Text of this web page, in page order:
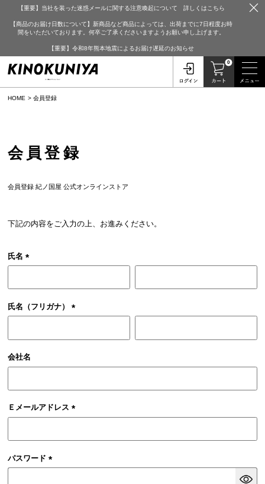
【重要】当社を装った迷惑メールに関する注意喚起について 詳しくはこちら
【商品のお届け日数について】新商品など商品によっては、出荷までに7日程度お時
間をいただいております。何卒ご了承くださいますようお願い申し上げます。
【重要】令和8年熊本地震によるお届け遅延のお知らせ
0
HOME 会員登録
会員登録
会員登録 紀ノ国屋 公式オンラインストア
下記の内容をご入力の上、お進みください。
氏名
氏名（フリガナ）
会社名
Ｅメールアドレス
パスワード